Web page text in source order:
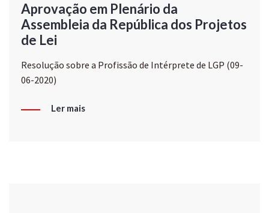
Aprovação em Plenário da
Assembleia da República dos Projetos
de Lei
Resolução sobre a Profissão de Intérprete de LGP (09-
06-2020)
Ler mais